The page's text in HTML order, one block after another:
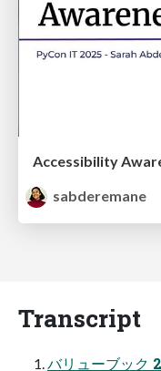
Accessibility
sabderemane
Transcript
バリューブック